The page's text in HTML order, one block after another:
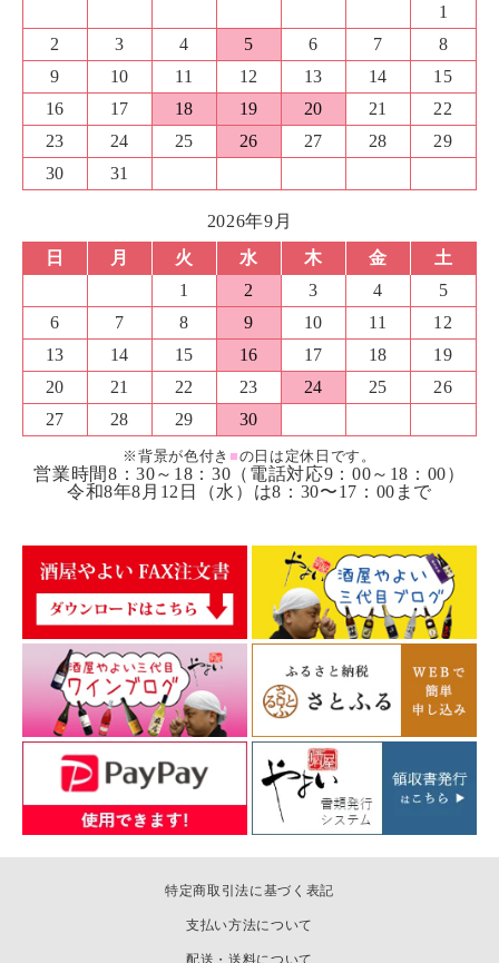
1
2
3 4 5 6 7
8
9
10 11 12 13 14
15
16
17 18 19 20 21
22
23
24 25 26 27 28
29
30
31
2026年9月
日
月 火 水 木 金
土
1
2 3 4
5
6
7 8 9 10 11
12
13
14 15 16 17 18
19
20
21 22 23 24 25
26
27
28 29 30
※背景が色付き ■の日は定休日です。
営業時間8：30～18：30（電話対応9：00～18：00）
令和8年8月12日（水）は8：30〜17：00まで
特定商取引法に基づく表記
支払い方法について
配送・送料について